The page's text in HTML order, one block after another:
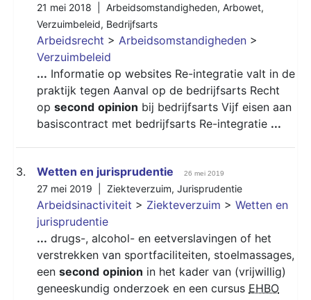
21 mei 2018 | Arbeidsomstandigheden, Arbowet,
Verzuimbeleid, Bedrijfsarts
Arbeidsrecht > Arbeidsomstandigheden >
Verzuimbeleid
... Informatie op websites Re-integratie valt in de
praktijk tegen Aanval op de bedrijfsarts Recht
op second opinion bij bedrijfsarts Vijf eisen aan
basiscontract met bedrijfsarts Re-integratie ...
3. Wetten en jurisprudentie 26 mei 2019
27 mei 2019 | Ziekteverzuim, Jurisprudentie
Arbeidsinactiviteit > Ziekteverzuim > Wetten en
jurisprudentie
... drugs-, alcohol- en eetverslavingen of het
verstrekken van sportfaciliteiten, stoelmassages,
een second opinion in het kader van (vrijwillig)
geneeskundig onderzoek en een cursus EHBO